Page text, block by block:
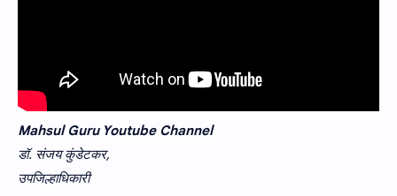
Mahsul Guru Youtube Channel
डॉ. संजय कुंडेटकर,
उपजिल्हाधिकारी